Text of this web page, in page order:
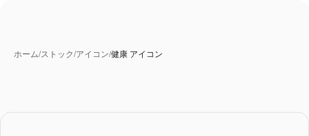
ホーム/ストック/アイコン/健康 アイコン